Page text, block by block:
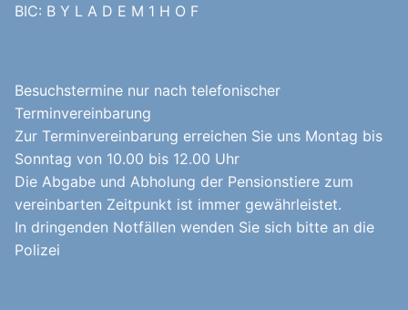
BIC: B Y L A D E M 1 H O F
Besuchstermine nur nach telefonischer
Terminvereinbarung
Zur Terminvereinbarung erreichen Sie uns Montag bis
Sonntag von 10.00 bis 12.00 Uhr
Die Abgabe und Abholung der Pensionstiere zum
vereinbarten Zeitpunkt ist immer gewährleistet.
In dringenden Notfällen wenden Sie sich bitte an die
Polizei